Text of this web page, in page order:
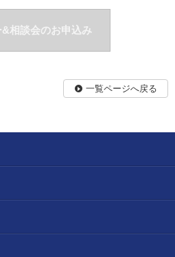
&相談会のお申込み
一覧ページへ戻る